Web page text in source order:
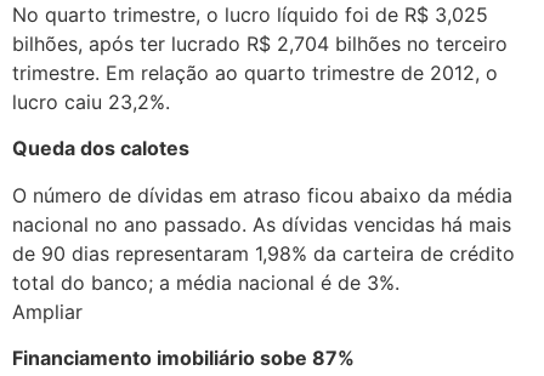
No quarto trimestre, o lucro líquido foi de R$ 3,025
bilhões, após ter lucrado R$ 2,704 bilhões no terceiro
trimestre. Em relação ao quarto trimestre de 2012, o
lucro caiu 23,2%.
Queda dos calotes
O número de dívidas em atraso ficou abaixo da média
nacional no ano passado. As dívidas vencidas há mais
de 90 dias representaram 1,98% da carteira de crédito
total do banco; a média nacional é de 3%.
Ampliar
Financiamento imobiliário sobe 87%